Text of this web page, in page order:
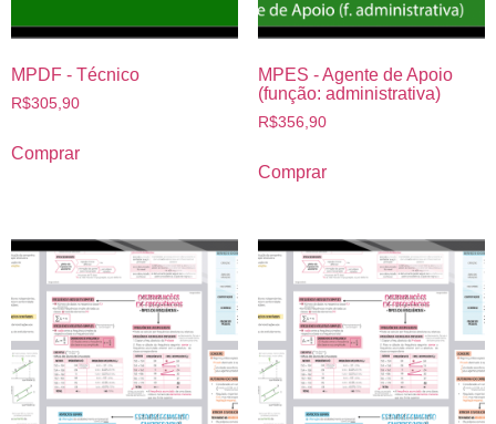
MPDF - Técnico
R$305,90
Comprar
MPES - Agente de Apoio
(função: administrativa)
R$356,90
Comprar